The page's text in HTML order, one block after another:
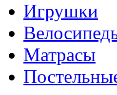
Игрушки
Матрасы